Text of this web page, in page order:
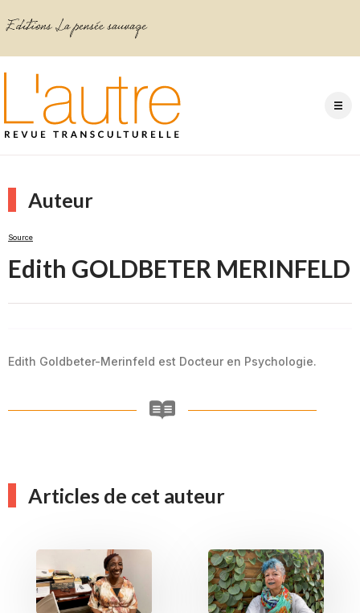
Auteur
Source
Edith GOLDBETER MERINFELD
Edith Goldbeter-Merinfeld est Docteur en Psychologie.
Articles de cet auteur